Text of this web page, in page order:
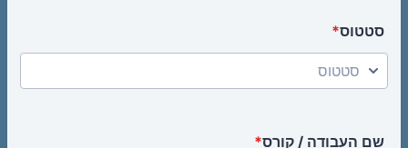
סטטוס*
שם העבודה / קורס*